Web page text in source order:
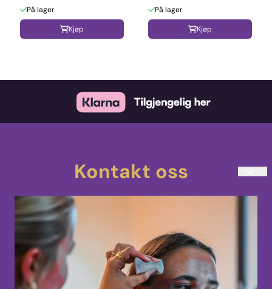
På lager
Kjøp
På lager
Kjøp
Kontakt oss
Mandag-Torsdag 10:00-14:00
Uranienborgveien 4
3217 Sandefjord